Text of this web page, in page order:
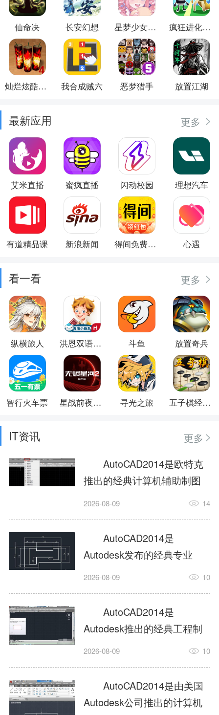
仙命决 长安幻想 星梦少女换装 疯狂进化防卫战
灿烂炫酷模拟器 我合成贼六 恶梦猎手 放置江湖
最新应用 更多
艾米直播 蜜疯直播 闪动校园 理想汽车
有道精品课 新浪新闻 得间免费小说 心遇
看一看 更多
纵横旅人 洪恩双语绘本 斗鱼 放置奇兵
智行火车票 星战前夜：无烬星河 寻光之旅 五子棋经典版
IT资讯
更多
AutoCAD2014是欧特克
推出的经典计算机辅助制图
工具，主打稳定2D施工图绘
行业工程设计。版本新增图
纸标签页、实景地理地图、
协同设计交流模块，优化命
令行智能纠错与图层批量管
理，支持Win8触屏操作、点
云扫描数据导入，兼容各类
DWG图纸格式，文件互通...
2026-08-09 14
AutoCAD2014是
Autodesk发布的经典专业
CAD制图设计软件，是工程
绘图工具。软件专注精准二
维绘图、图纸编辑、参数化
设计及基础三维建模，广泛
应用于建筑设计、机械制
造、土木工程、室内设计等
多个行业。软件优化绘图流
畅度与文件兼容性，支持参
2026-08-09 10
AutoCAD2014是
Autodesk推出的经典工程制
图设计软件，主打高效精准
建模作业，适配建筑、机
械、市政、室内设计等多行
业场景。软件优化运行机制
2026-08-09 10
AutoCAD2014是由美国
Autodesk公司推出的计算机